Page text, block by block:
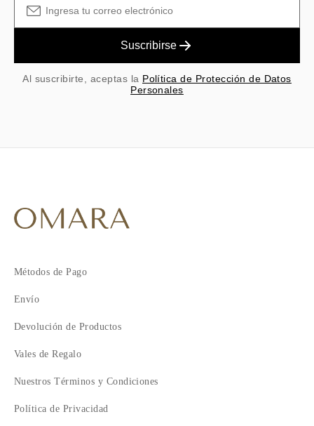
Suscribirse
Al suscribirte, aceptas la Política de Protección de Datos
Personales
Métodos de Pago
Envío
Devolución de Productos
Vales de Regalo
Nuestros Términos y Condiciones
Política de Privacidad